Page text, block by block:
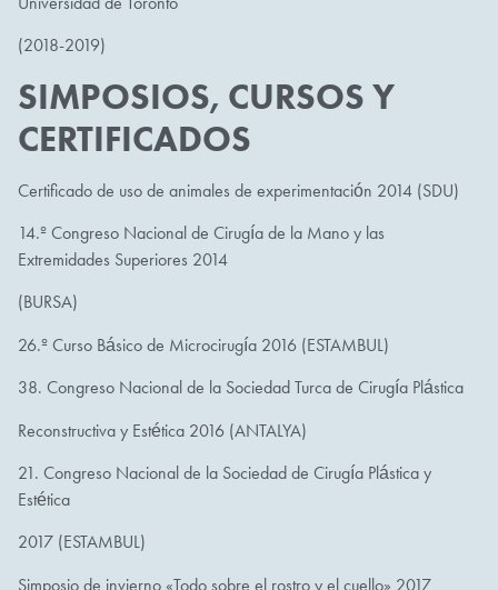
(2018-2019)
SIMPOSIOS, CURSOS Y
CERTIFICADOS
Certificado de uso de animales de experimentación 2014 (SDU)
14.º Congreso Nacional de Cirugía de la Mano y las
Extremidades Superiores 2014
(BURSA)
26.º Curso Básico de Microcirugía 2016 (ESTAMBUL)
38. Congreso Nacional de la Sociedad Turca de Cirugía Plástica
Reconstructiva y Estética 2016 (ANTALYA)
21. Congreso Nacional de la Sociedad de Cirugía Plástica y
Estética
2017 (ESTAMBUL)
Simposio de invierno «Todo sobre el rostro y el cuello» 2017